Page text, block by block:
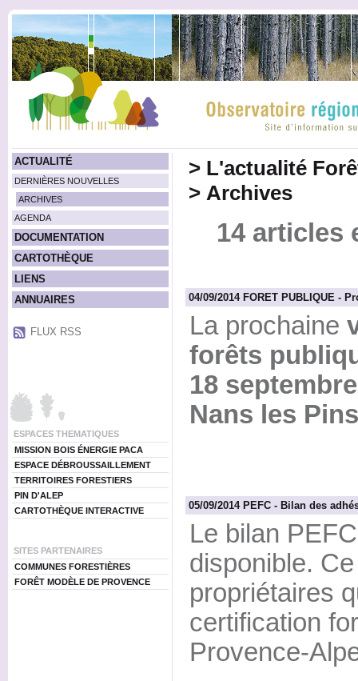
ACTUALITÉ
DERNIÈRES NOUVELLES
ARCHIVES
AGENDA
DOCUMENTATION
CARTOTHÈQUE
LIENS
ANNUAIRES
FLUX RSS
ESPACES THEMATIQUES
MISSION BOIS ÉNERGIE PACA
ESPACE DÉBROUSSAILLEMENT
TERRITOIRES FORESTIERS
PIN D'ALEP
CARTOTHÈQUE INTERACTIVE
SITES PARTENAIRES
COMMUNES FORESTIÈRES
FORÊT MODÈLE DE PROVENCE
> L'actualité
> Archives
14 articles
04/09/2014 FORET PUBLIQUE -
La prochaine
forêts
18
Nans les
05/09/2014 PEFC - Bilan des
Le bilan
disponible.
propriétaires
certification
Provence-